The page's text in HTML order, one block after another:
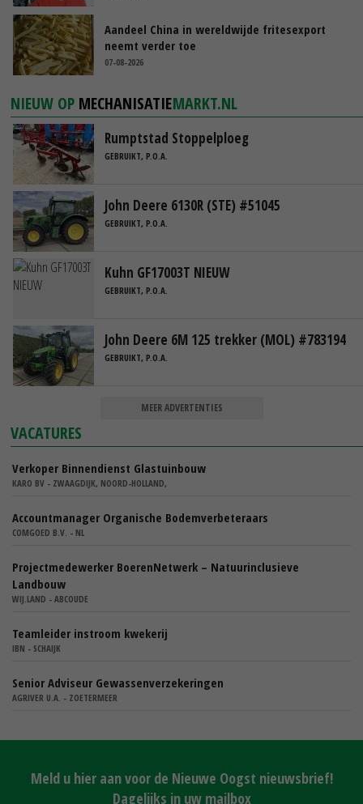
Aandeel China in wereldwijde fritesexport
neemt verder toe
07-08-2026
NIEUW OP MECHANISATIEMARKT.NL
Rumptstad Stoppelploeg
GEBRUIKT, P.O.A.
John Deere 6130R (STE) #51045
GEBRUIKT, P.O.A.
Kuhn GF17003T NIEUW
GEBRUIKT, P.O.A.
John Deere 6M 125 trekker (MOL) #783194
GEBRUIKT, P.O.A.
MEER ADVERTENTIES
VACATURES
Verkoper Binnendienst Glastuinbouw
KARO BV - ZWAAGDIJK, NOORD-HOLLAND,
Accountmanager Organische Bodemverbeteraars
COMGOED B.V. - NL
Projectmedewerker BoerenNetwerk – Natuurinclusieve
Landbouw
WIJ.LAND - ABCOUDE
Teamleider instroom kwekerij
IBN - SCHAIJK
Senior Adviseur Gewassenverzekeringen
AGRIVER U.A. - ZOETERMEER
Meld u hier aan voor de Nieuwe Oogst nieuwsbrief!
Dagelijks in uw mailbox